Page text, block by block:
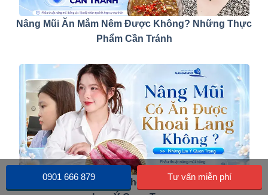
Nâng Mũi Ăn Mắm Nêm Được Không? Những Thực
Phẩm Cần Tránh
Nâng Mũi Có Ăn Được Khoai Lang Không? Những
0901 666 879 Tư vấn miễn phí